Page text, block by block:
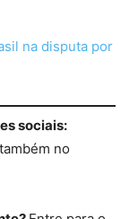
na disputa por
sociais:
no